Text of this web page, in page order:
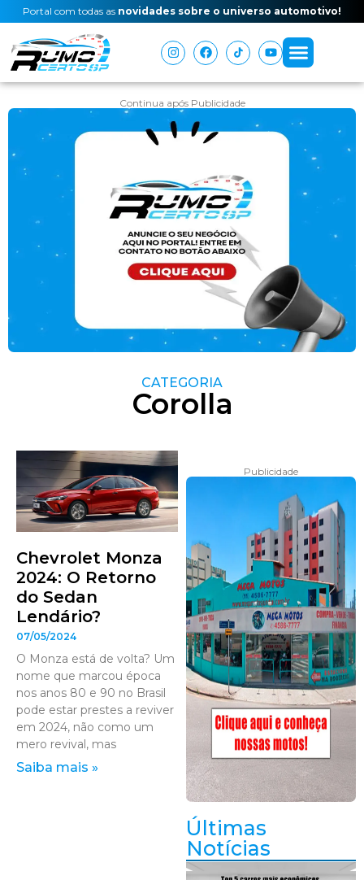
Portal com todas as novidades sobre o universo automotivo!
Continua após Publicidade
CATEGORIA
Corolla
Chevrolet Monza
2024: O Retorno
do Sedan
Lendário?
07/05/2024
O Monza está de volta? Um
nome que marcou época
nos anos 80 e 90 no Brasil
pode estar prestes a reviver
em 2024, não como um
mero revival, mas
Saiba mais »
Publicidade
Últimas
Notícias